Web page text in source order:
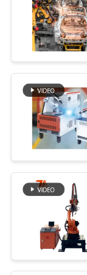
せ
ー
ス
ニン
レー
キッ